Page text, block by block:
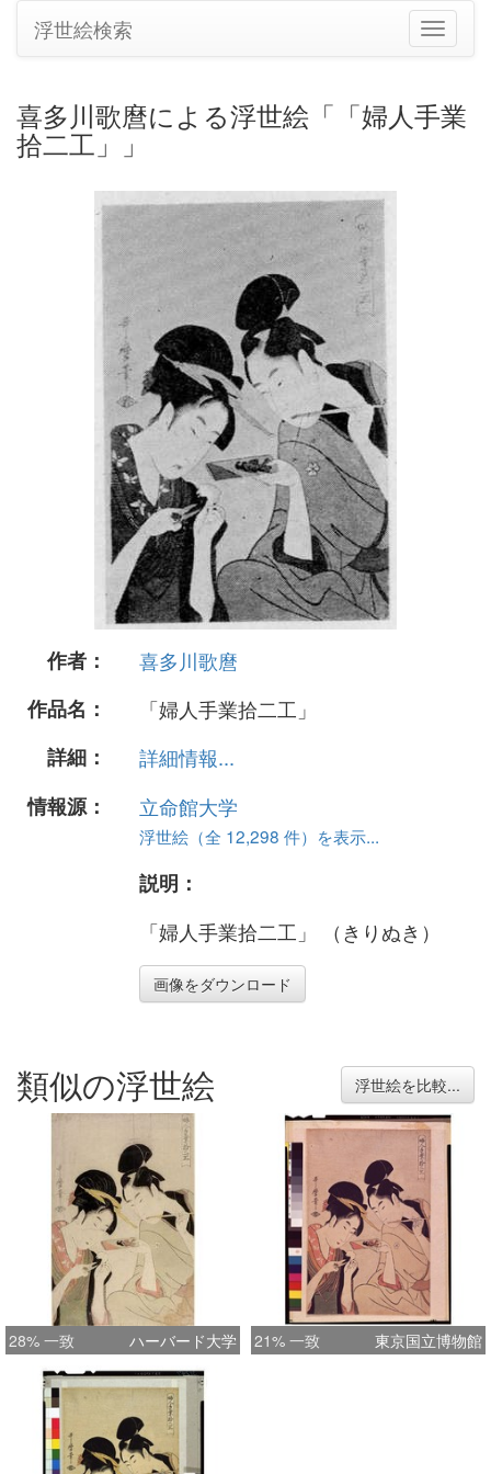
ナ
ビ
シ
浮世絵検索
喜多川歌麿による浮世絵「「婦人手業
拾二工」」
作者：
喜多川歌麿
作品名：
「婦人手業拾二工」
詳細：
詳細情報...
情報源：
立命館大学
浮世絵（全 12,298 件）を表示...
説明：
「婦人手業拾二工」 （きりぬき）
画像をダウンロード
類似の浮世絵 浮世絵を比較...
28% 一致 ハーバード大学 21% 一致 東京国立博物館